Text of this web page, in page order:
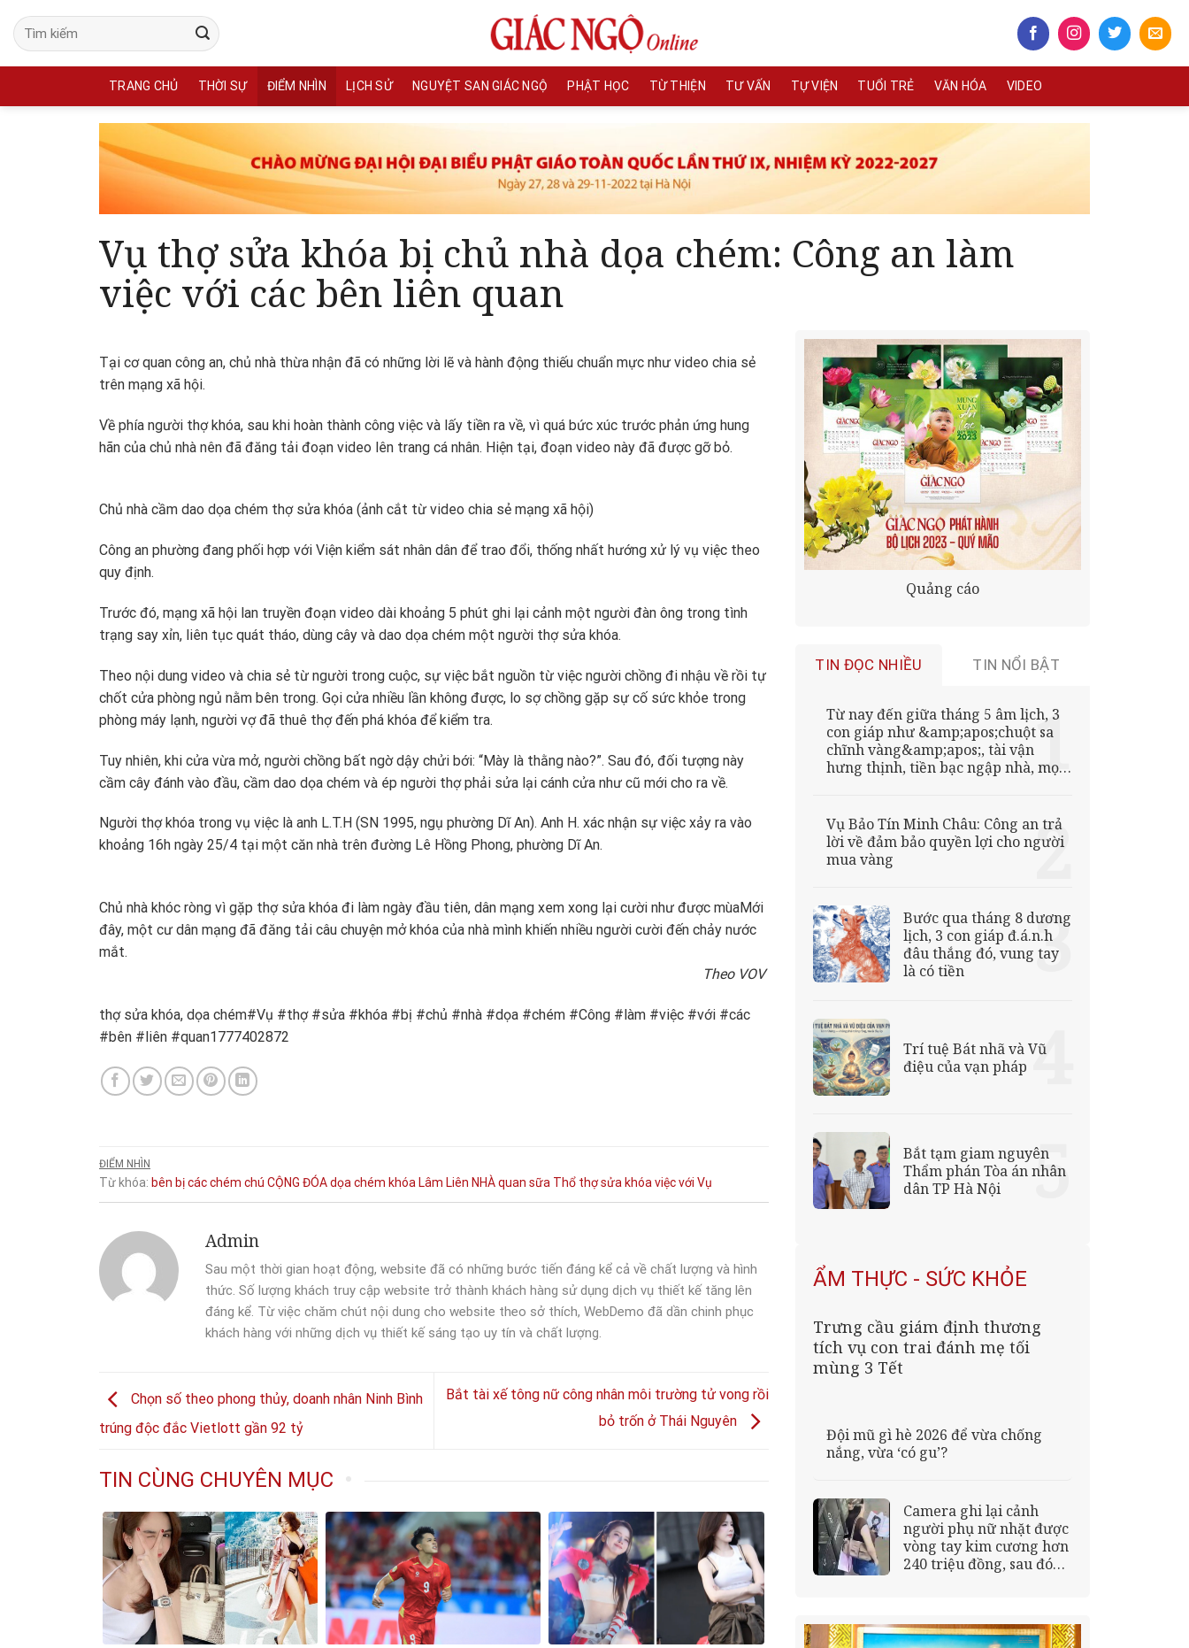
content
TRANG CHỦ THỜI SỰ ĐIỂM NHÌN LỊCH SỬ NGUYỆT SAN GIÁC NGỘ PHẬT HỌC TỪ THIỆN TƯ VẤN TỰ VIỆN TUỔI TRẺ VĂN HÓA VIDEO
Vụ thợ sửa khóa bị chủ nhà dọa chém: Công an làm
việc với các bên liên quan
Tại cơ quan công an, chủ nhà thừa nhận đã có những lời lẽ và hành động thiếu chuẩn mực như video chia sẻ
trên mạng xã hội.
Về phía người thợ khóa, sau khi hoàn thành công việc và lấy tiền ra về, vì quá bức xúc trước phản ứng hung
hãn của chủ nhà nên đã đăng tải đoạn video lên trang cá nhân. Hiện tại, đoạn video này đã được gỡ bỏ.
Chủ nhà cầm dao dọa chém thợ sửa khóa (ảnh cắt từ video chia sẻ mạng xã hội)
Công an phường đang phối hợp với Viện kiểm sát nhân dân để trao đổi, thống nhất hướng xử lý vụ việc theo
quy định.
Trước đó, mạng xã hội lan truyền đoạn video dài khoảng 5 phút ghi lại cảnh một người đàn ông trong tình
trạng say xỉn, liên tục quát tháo, dùng cây và dao dọa chém một người thợ sửa khóa.
Theo nội dung video và chia sẻ từ người trong cuộc, sự việc bắt nguồn từ việc người chồng đi nhậu về rồi tự
chốt cửa phòng ngủ nằm bên trong. Gọi cửa nhiều lần không được, lo sợ chồng gặp sự cố sức khỏe trong
phòng máy lạnh, người vợ đã thuê thợ đến phá khóa để kiểm tra.
Tuy nhiên, khi cửa vừa mở, người chồng bất ngờ dậy chửi bới: “Mày là thằng nào?”. Sau đó, đối tượng này
cầm cây đánh vào đầu, cầm dao dọa chém và ép người thợ phải sửa lại cánh cửa như cũ mới cho ra về.
Người thợ khóa trong vụ việc là anh L.T.H (SN 1995, ngụ phường Dĩ An). Anh H. xác nhận sự việc xảy ra vào
khoảng 16h ngày 25/4 tại một căn nhà trên đường Lê Hồng Phong, phường Dĩ An.
Chủ nhà khóc ròng vì gặp thợ sửa khóa đi làm ngày đầu tiên, dân mạng xem xong lại cười như được mùaMới
đây, một cư dân mạng đã đăng tải câu chuyện mở khóa của nhà mình khiến nhiều người cười đến chảy nước
mắt.
Theo VOV
thợ sửa khóa, dọa chém#Vụ #thợ #sửa #khóa #bị #chủ #nhà #dọa #chém #Công #làm #việc #với #các
#bên #liên #quan1777402872
ĐIỂM NHÌN
Từ khóa: bên bịcácchém chú CỘNG ĐÓAdọa chém khóa Lâm Liên NHÀquan sữa Thổ thợ sửa khóa việcvới Vụ
Admin
Sau một thời gian hoạt động, website đã có những bước tiến đáng kể cả về chất lượng và hình
thức. Số lượng khách truy cập website trở thành khách hàng sử dụng dịch vụ thiết kế tăng lên
đáng kể. Từ việc chăm chút nội dung cho website theo sở thích, WebDemo đã dần chinh phục
khách hàng với những dịch vụ thiết kế sáng tạo uy tín và chất lượng.
Chọn số theo phong thủy, doanh nhân Ninh Bình
trúng độc đắc Vietlott gần 92 tỷ
Bắt tài xế tông nữ công nhân môi trường tử vong rồi
bỏ trốn ở Thái Nguyên
TIN CÙNG CHUYÊN MỤC
Quảng cáo
TIN ĐỌC NHIỀU TIN NỔI BẬT
Từ nay đến giữa tháng 5 âm lịch, 3
con giáp như &amp;apos;chuột sa
chĩnh vàng&amp;apos;, tài vận
hưng thịnh, tiền bạc ngập nhà, mọi
Vụ Bảo Tín Minh Châu: Công an trả
lời về đảm bảo quyền lợi cho người
mua vàng
Bước qua tháng 8 dương
lịch, 3 con giáp đ.á.n.h
đâu thắng đó, vung tay
là có tiền
Trí tuệ Bát nhã và Vũ
điệu của vạn pháp
Bắt tạm giam nguyên
Thẩm phán Tòa án nhân
dân TP Hà Nội
ẨM THỰC - SỨC KHỎE
Trưng cầu giám định thương
tích vụ con trai đánh mẹ tối
mùng 3 Tết
Đội mũ gì hè 2026 để vừa chống
nắng, vừa ‘có gu’?
Camera ghi lại cảnh
người phụ nữ nhặt được
vòng tay kim cương hơn
240 triệu đồng, sau đó